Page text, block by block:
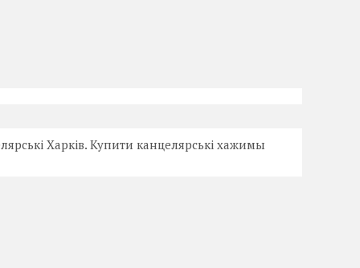
Харків. Купити канцелярські хажимы